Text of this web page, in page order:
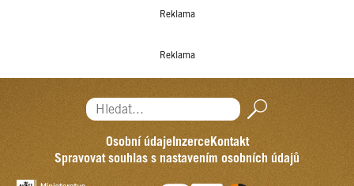
Reklama
Reklama
Hledat...
Osobní údajeInzerceKontakt
Spravovat souhlas s nastavením osobních údajů